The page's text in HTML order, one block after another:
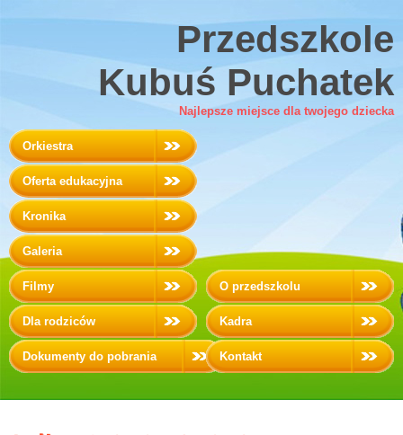
Przedszkole
Kubuś Puchatek
Orkiestra
Oferta edukacyjna
Kronika
Galeria
Filmy
Dla rodziców
Dokumenty do pobrania
Najlepsze miejsce dla twojego dziecka
O przedszkolu
Kadra
Kontakt